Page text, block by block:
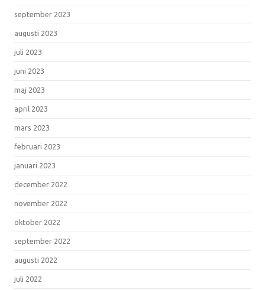
september 2023
augusti 2023
juli 2023
juni 2023
maj 2023
april 2023
mars 2023
februari 2023
januari 2023
december 2022
november 2022
oktober 2022
september 2022
augusti 2022
juli 2022